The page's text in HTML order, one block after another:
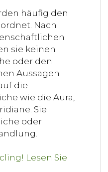
häufig den
Nach
sie keinen
oder den
Aussagen
die
wie die Aura,
Sie
oder